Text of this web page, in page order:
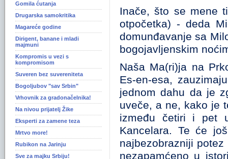
Gomila ćutanja
Drugarska samokritika
Magareće godine
Dirigent, banane i mladi
majmuni
Kompromis u vezi s
kompromisom
Suveren bez suvereniteta
Bogoljubov "sav Srbin"
Vrhovnik za gradonačelnika!
Na nivou prijatelj Žike
Eksperti za zamene teza
Mrtvo more!
Rubikon na Jarinju
Sve za majku Srbiju!
Inače, što se mene
otpočetka) - deda
domunđavanje sa
bogojavljenskim
Naša Ma(ri)ja na
Es-en-esa,
jednom dahu da je
uveče, a ne, kako je
između četiri i pet
Kancelara. Te će
najbezobrazniji
nezapamćeno u